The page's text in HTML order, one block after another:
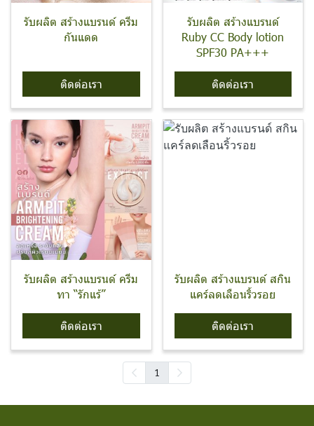
รับผลิต สร้างแบรนด์ ครีม
กันแดด
ติดต่อเรา
รับผลิต สร้างแบรนด์
Ruby CC Body lotion
SPF30 PA+++
ติดต่อเรา
รับผลิต สร้างแบรนด์ ครีม
ทา “รักแร้”
ติดต่อเรา
รับผลิต สร้างแบรนด์ สกิน
แคร์ลดเลือนริ้วรอย
ติดต่อเรา
1